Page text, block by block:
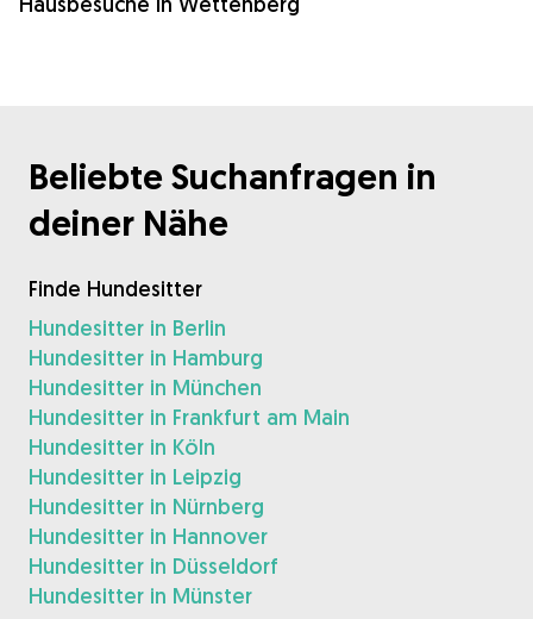
Beliebte Suchanfragen in
deiner Nähe
Finde Hundesitter
Hundesitter in Berlin
Hundesitter in Hamburg
Hundesitter in München
Hundesitter in Frankfurt am Main
Hundesitter in Köln
Hundesitter in Leipzig
Hundesitter in Nürnberg
Hundesitter in Hannover
Hundesitter in Düsseldorf
Hundesitter in Münster